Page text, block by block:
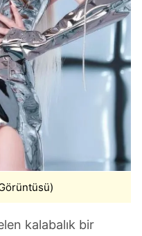
kalabalık bir